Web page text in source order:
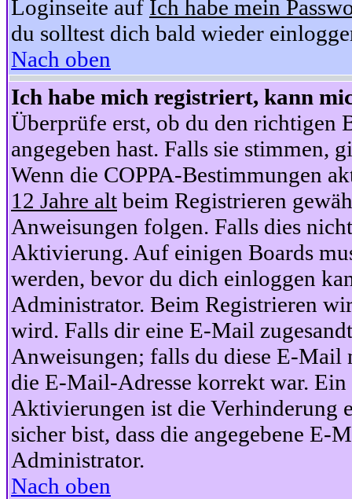
Loginseite auf Ich habe mein
du solltest dich bald wieder
Nach oben
Ich habe mich registriert, kann
Überprüfe erst, ob du den richtigen
angegeben hast. Falls sie stimmen,
Wenn die COPPA-Bestimmungen
12 Jahre alt beim Registrieren
Anweisungen folgen. Falls dies
Aktivierung. Auf einigen Boards
werden, bevor du dich einloggen
Administrator. Beim Registrieren
wird. Falls dir eine E-Mail
Anweisungen; falls du diese E-Mail
die E-Mail-Adresse korrekt war.
Aktivierungen ist die Verhinderung
sicher bist, dass die angegebene
Administrator.
Nach oben